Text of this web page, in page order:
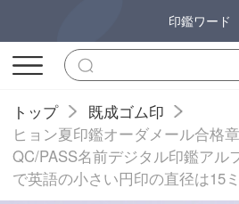
印鑑ワード
トップ
既成ゴム印
ヒョン夏印鑑オーダメール合格
QC/PASS名前デジタル印鑑アル
で英語の小さい円印の直径は15ミ